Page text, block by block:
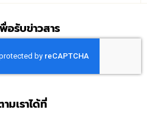
อรับข่าวสาร
มเราได้ที่